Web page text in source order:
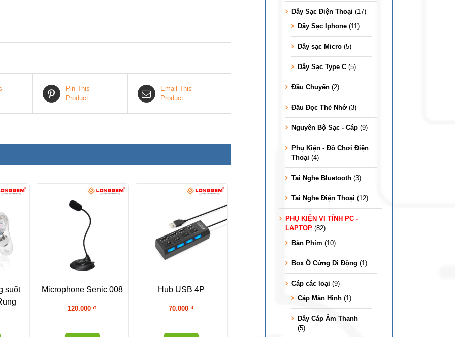
Pin This
Product
Email This
Product
suốt
Microphone Senic 008
120.000₫
Hub USB 4P
70.000 ₫
Dây Sạc Điện Thoại (17)
Dây Sạc Iphone (11)
Dây sạc Micro (5)
Dây Sạc Type C (5)
Đầu Chuyển (2)
Đầu Đọc Thẻ Nhớ (3)
Nguyên Bộ Sạc - Cáp (9)
Phụ Kiện - Đồ Chơi Điện
Thoại (4)
Tai Nghe Bluetooth (3)
Tai Nghe Điện Thoại (12)
PHỤ KIỆN VI TÍNH PC -
LAPTOP (82)
Bàn Phím (10)
Box Ổ Cứng Di Động (1)
Cáp các loại (9)
Cáp Màn Hình (1)
Dây Cáp Âm Thanh
(5)